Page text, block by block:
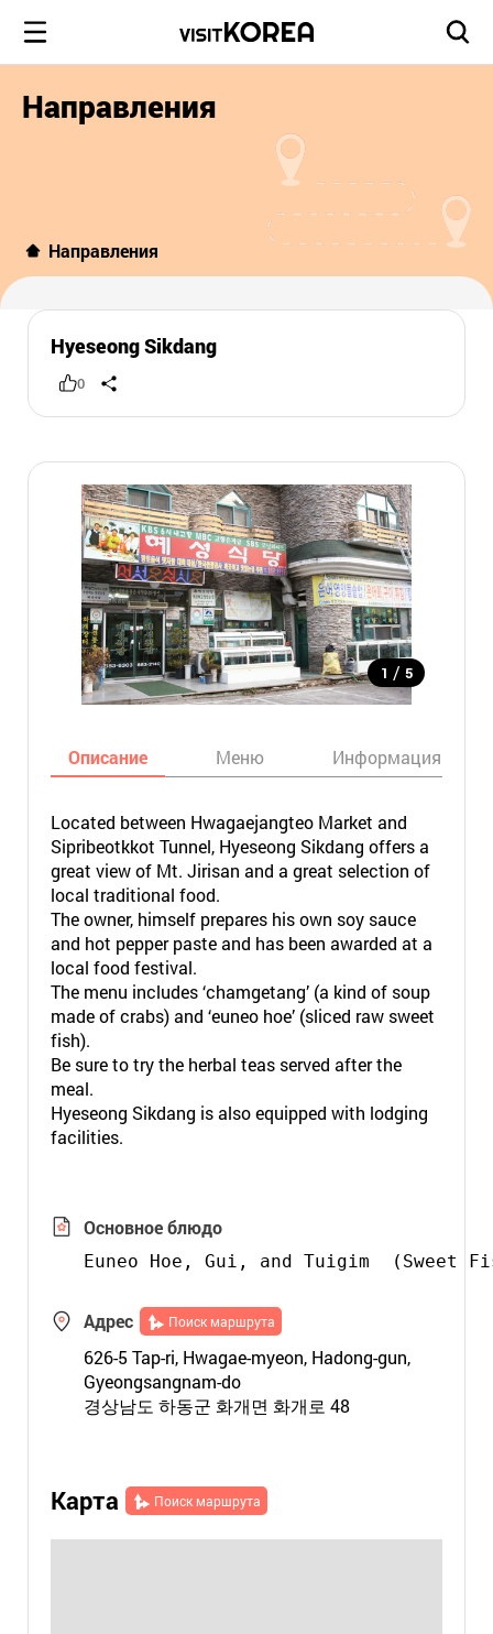
Направления
Направления
Hyeseong Sikdang
0
1 / 5
Описание Меню Информация
Located between Hwagaejangteo Market and
Sipribeotkkot Tunnel, Hyeseong Sikdang offers a
great view of Mt. Jirisan and a great selection of
local traditional food.
The owner, himself prepares his own soy sauce
and hot pepper paste and has been awarded at a
local food festival.
The menu includes ‘chamgetang’ (a kind of soup
made of crabs) and ‘euneo hoe’ (sliced raw sweet
fish).
Be sure to try the herbal teas served after the
meal.
Hyeseong Sikdang is also equipped with lodging
facilities.
Основное блюдо
Euneo Hoe, Gui, and Tuigim  (Sweet
Адрес Поиск маршрута
626-5 Tap-ri, Hwagae-myeon, Hadong-gun,
Gyeongsangnam-do
경상남도 하동군 화개면 화개로 48
Карта Поиск маршрута